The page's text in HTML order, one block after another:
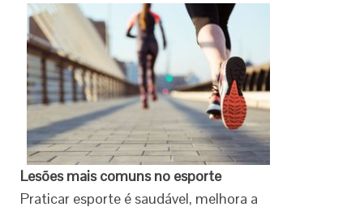
Lesões mais comuns no esporte
Praticar esporte é saudável, melhora a